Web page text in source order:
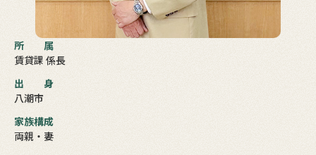
所属
賃貸課 係長
出身
八潮市
家族構成
両親・妻